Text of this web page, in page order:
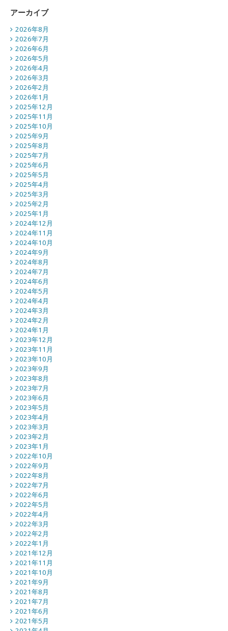
アーカイブ
2026年8月
2026年7月
2026年6月
2026年5月
2026年4月
2026年3月
2026年2月
2026年1月
2025年12月
2025年11月
2025年10月
2025年9月
2025年8月
2025年7月
2025年6月
2025年5月
2025年4月
2025年3月
2025年2月
2025年1月
2024年12月
2024年11月
2024年10月
2024年9月
2024年8月
2024年7月
2024年6月
2024年5月
2024年4月
2024年3月
2024年2月
2024年1月
2023年12月
2023年11月
2023年10月
2023年9月
2023年8月
2023年7月
2023年6月
2023年5月
2023年4月
2023年3月
2023年2月
2023年1月
2022年10月
2022年9月
2022年8月
2022年7月
2022年6月
2022年5月
2022年4月
2022年3月
2022年2月
2022年1月
2021年12月
2021年11月
2021年10月
2021年9月
2021年8月
2021年7月
2021年6月
2021年5月